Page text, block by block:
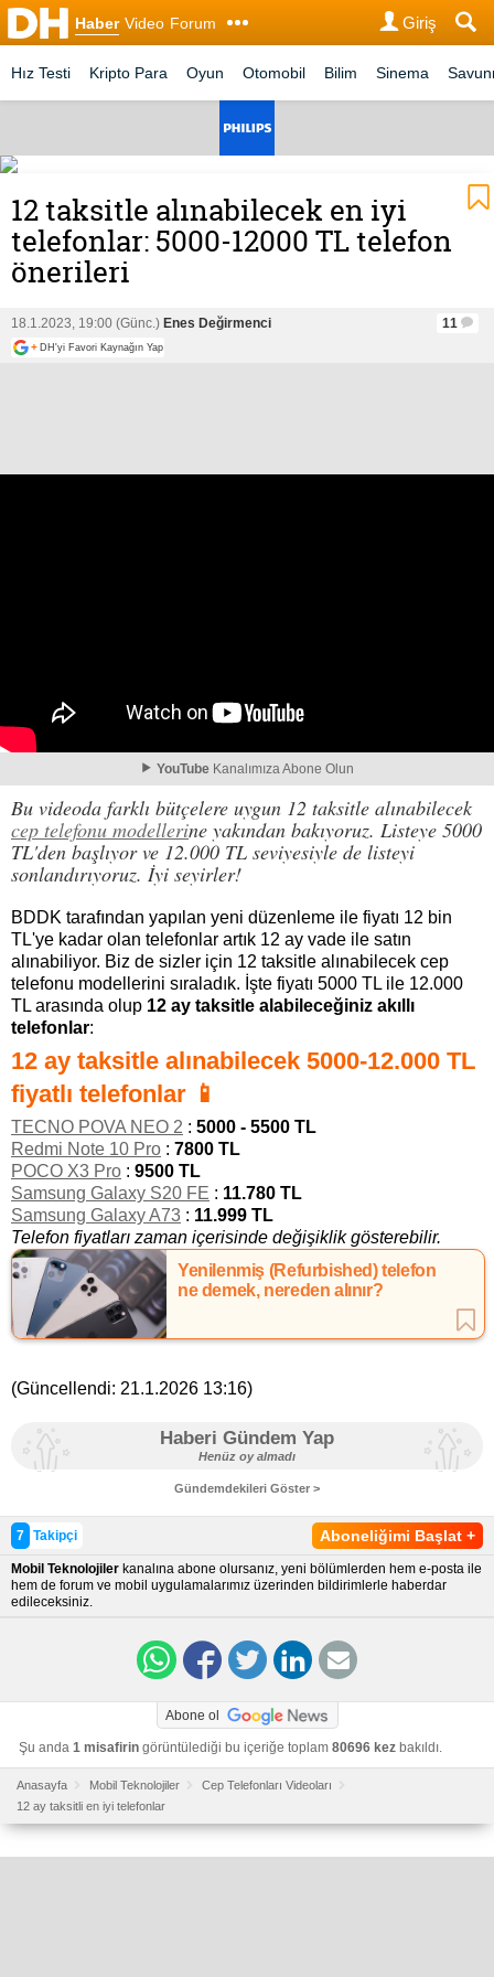
Haber Video Forum Giriş
Hız Testi Kripto Para Oyun Otomobil Bilim Sinema
12 taksitle alınabilecek en iyi
telefonlar: 5000-12000 TL telefon
önerileri
18.1.2023, 19:00 (Günc.) Enes Değirmenci 11
+ DH'yi Favori Kaynağın Yap
YouTube Kanalımıza Abone Olun
Bu videoda farklı bütçelere uygun 12 taksitle alınabilecek
cep telefonu modellerine yakından bakıyoruz. Listeye 5000
TL'den başlıyor ve 12.000 TL seviyesiyle de listeyi
sonlandırıyoruz. İyi seyirler!
BDDK tarafından yapılan yeni düzenleme ile fiyatı 12 bin
TL'ye kadar olan telefonlar artık 12 ay vade ile satın
alınabiliyor. Biz de sizler için 12 taksitle alınabilecek cep
telefonu modellerini sıraladık. İşte fiyatı 5000 TL ile 12.000
TL arasında olup 12 ay taksitle alabileceğiniz akıllı
telefonlar:
12 ay taksitle alınabilecek 5000-12.000 TL
fiyatlı telefonlar 📱
TECNO POVA NEO 2 : 5000 - 5500 TL
Redmi Note 10 Pro : 7800 TL
POCO X3 Pro : 9500 TL
Samsung Galaxy S20 FE : 11.780 TL
Samsung Galaxy A73 : 11.999 TL
Telefon fiyatları zaman içerisinde değişiklik gösterebilir.
Yenilenmiş (Refurbished) telefon
ne demek, nereden alınır?
(Güncellendi: 21.1.2026 13:16)
Haberi Gündem Yap
Henüz oy almadı
Gündemdekileri Göster >
Aboneliğimi Başlat +
7 Takipçi
Mobil Teknolojiler kanalına abone olursanız, yeni bölümlerden hem e-posta ile
hem de forum ve mobil uygulamalarımız üzerinden bildirimlerle haberdar
edileceksiniz.
Abone ol
Şu anda 1 misafirin görüntülediği bu içeriğe toplam 80696 kez bakıldı.
Anasayfa Mobil Teknolojiler
Cep Telefonları Videoları
12 ay taksitli en iyi telefonlar